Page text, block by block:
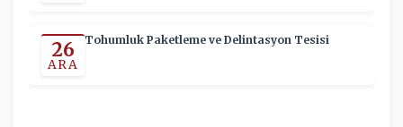
26
ARA
Tohumluk Paketleme ve Delintasyon Tesisi